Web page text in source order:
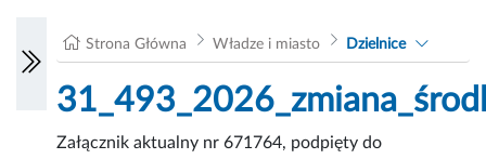
Strona Główna Władze i miasto Dzielnice
Załącznik aktualny nr 671764, podpięty do